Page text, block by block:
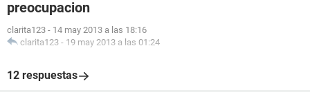
preocupacion
clarita123 - 14 may 2013 a las 18:16
clarita123 - 19 may 2013 a las 01:24
12 respuestas